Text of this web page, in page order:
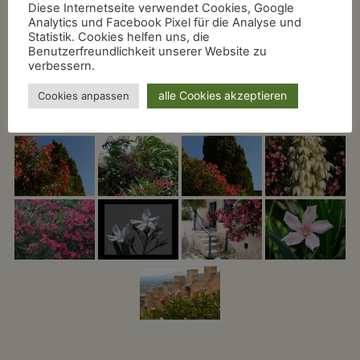
Diese Internetseite verwendet Cookies, Google
Analytics und Facebook Pixel für die Analyse und
Statistik. Cookies helfen uns, die
Benutzerfreundlichkeit unserer Website zu
verbessern.
Cookies anpassen alle Cookies akzeptieren